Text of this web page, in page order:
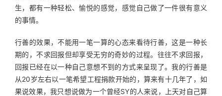
生，都有一种轻松、愉悦的感觉，感觉自己做了一件很有意义
的事情。
行善的效果，不能用一笔一算的心态来看待行善，这是一种长
期的，不求回报但却享受无穷的奇妙的过程。往往不求回报，
回报已经在以一种自己意想不到的方式来呈现了。我的行善是
从20岁左右以一笔希望工程捐款开始的，算来有十几年了，如
果说效果，我只想说做为一个曾经SY的人来说，上天对自己算